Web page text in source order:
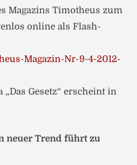
Magazins Timotheus zum
online als Flash-
Magazin-Nr-9-4-2012-
„Das Gesetz“ erscheint in
neuer Trend führt zu